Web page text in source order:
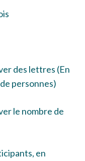
des lettres (En
personnes)
le nombre de
en